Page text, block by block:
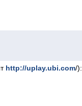
http://uplay.ubi.com/):